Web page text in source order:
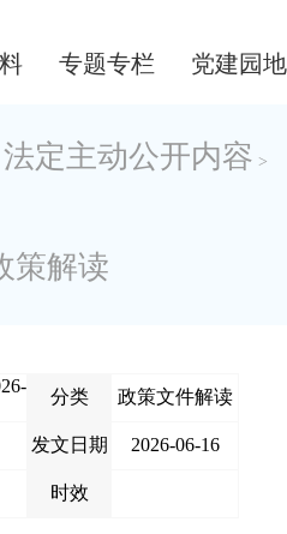
专题专栏 党建园地
法定主动公开内容 >
策解读
分类 政策文件解读
发文日期 2026-06-16
时效